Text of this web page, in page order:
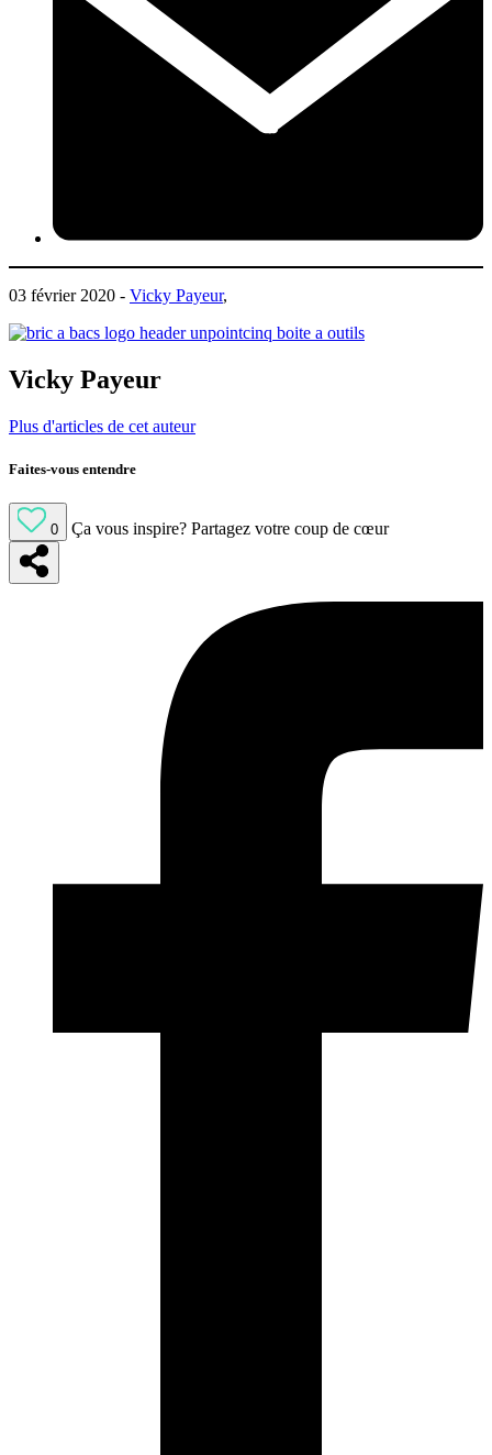
03 février 2020 - Vicky Payeur,
Vicky Payeur
Plus d'articles de cet auteur
Faites-vous entendre
0 Ça vous inspire? Partagez votre coup de cœur